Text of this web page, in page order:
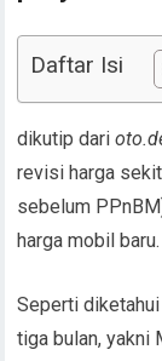
Daftar Isi
dikutip dari
revisi harga
sebelum
harga mobil baru.
Seperti
tiga bulan, yakni